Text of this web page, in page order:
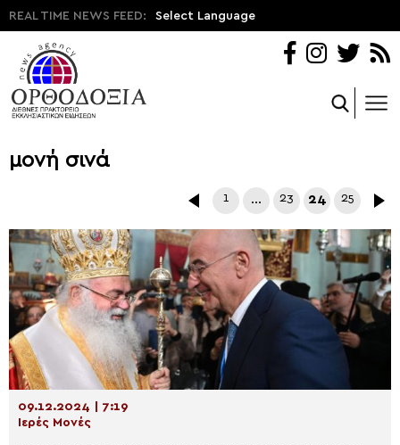
REAL TIME NEWS FEED: Select Language
μονή σινά
1 … 23 24 25
09.12.2024 | 7:19
Ιερές Μονές